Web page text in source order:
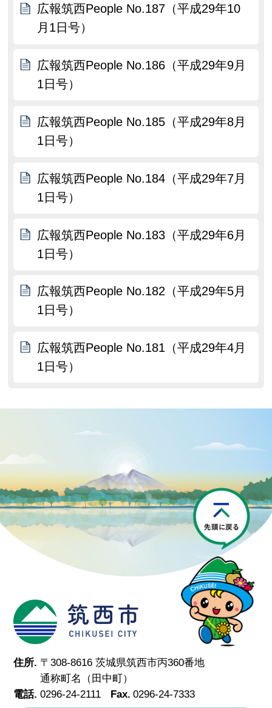
広報筑西People No.187（平成29年10
月1日号）
広報筑西People No.186（平成29年9月
1日号）
広報筑西People No.185（平成29年8月
1日号）
広報筑西People No.184（平成29年7月
1日号）
広報筑西People No.183（平成29年6月
1日号）
広報筑西People No.182（平成29年5月
1日号）
広報筑西People No.181（平成29年4月
1日号）
筑西市
住所. 〒308-8616 茨城県筑西市丙360番地
通称町名（田中町）
電話. 0296-24-2111 Fax. 0296-24-7333